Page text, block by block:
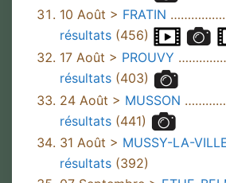
10 Août > FRATIN
résultats (456)
17 Août > PROUVY
résultats (403)
24 Août > MUSSON
résultats (441)
31 Août > MUSSY-LA-
résultats (392)